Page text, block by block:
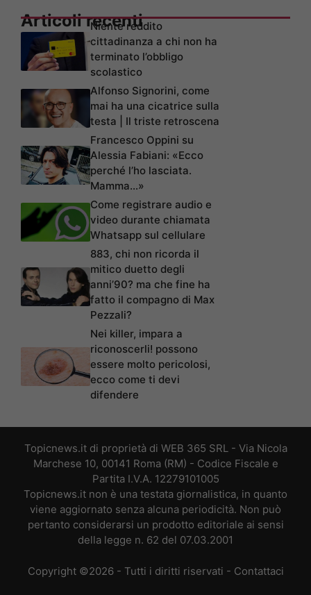
Articoli recenti
Niente reddito
cittadinanza a chi non ha
terminato l’obbligo
scolastico
Alfonso Signorini, come
mai ha una cicatrice sulla
testa | Il triste retroscena
Francesco Oppini su
Alessia Fabiani: «Ecco
perché l’ho lasciata.
Mamma…»
Come registrare audio e
video durante chiamata
Whatsapp sul cellulare
883, chi non ricorda il
mitico duetto degli
anni’90? ma che fine ha
fatto il compagno di Max
Pezzali?
Nei killer, impara a
riconoscerli! possono
essere molto pericolosi,
ecco come ti devi
difendere
Topicnews.it di proprietà di WEB 365 SRL - Via Nicola
Marchese 10, 00141 Roma (RM) - Codice Fiscale e
Partita I.V.A. 12279101005
Topicnews.it non è una testata giornalistica, in quanto
viene aggiornato senza alcuna periodicità. Non può
pertanto considerarsi un prodotto editoriale ai sensi
della legge n. 62 del 07.03.2001
Copyright ©2026 - Tutti i diritti riservati - Contattaci